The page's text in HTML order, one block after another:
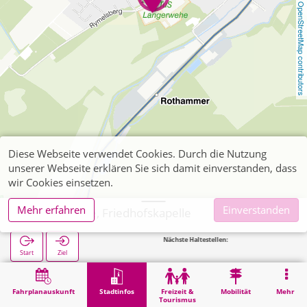
OpenStreetMap contributors
Fahrplanauskunft Stadtinfos
Freizeit &
Tourismus
Mobilität Mehr
Langerwehe, Friedhofskapelle
Start Ziel
Nächste Haltestellen:
Stadtinfos Langerwehe, Friedhofskapelle
Diese Webseite verwendet Cookies. Durch die Nutzung
unserer Webseite erklären Sie sich damit einverstanden, dass
wir Cookies einsetzen.
Mehr erfahren
Einverstanden